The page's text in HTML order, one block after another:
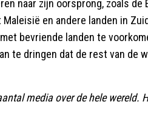
naar zijn oorsprong, zoals de
en andere landen in
bevriende landen te
te dringen dat de rest van de
media over de hele wereld.